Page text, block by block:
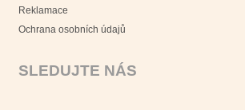
Reklamace
Ochrana osobních údajů
SLEDUJTE NÁS